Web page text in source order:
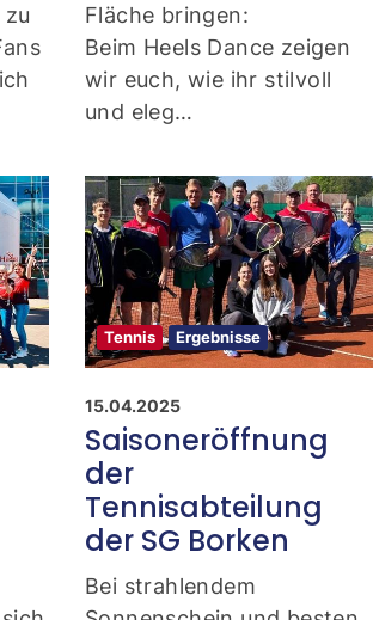
Fläche bringen:
Beim Heels Dance zeigen
wir euch, wie ihr stilvoll
und eleg…
Tennis Ergebnisse
15.04.2025
Saisoneröffnung
der
Tennisabteilung
der SG Borken
Bei strahlendem